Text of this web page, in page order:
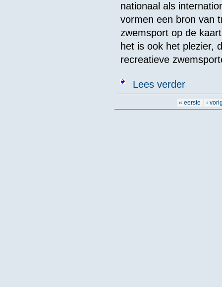
nationaal als
vormen een bron van
zwemsport op de
het is ook het plezier,
recreatieve
Lees verderover
« eerste ‹